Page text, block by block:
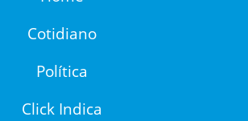
Cotidiano
Política
Click Indica